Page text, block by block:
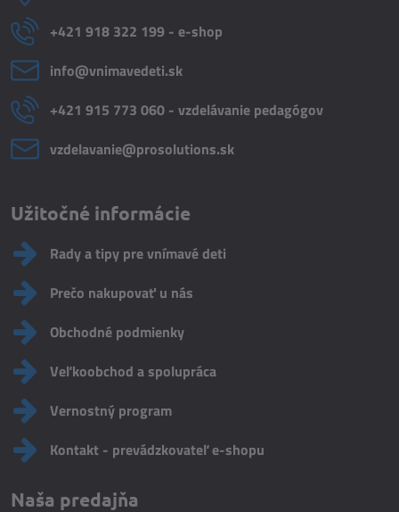
+421 918 322 199 - e-shop
info​@vnimavedeti​.sk
+421 915 773 060 - vzdelávanie pedagógov
vzdelavanie​@prosolutions​.sk
Užitočné informácie
Rady a tipy pre vnímavé deti
Prečo nakupovať u nás
Obchodné podmienky
Veľkoobchod a spolupráca
Vernostný program
Kontakt - prevádzkovateľ e-shopu
Naša predajňa